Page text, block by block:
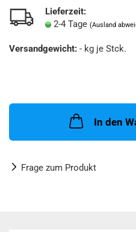
Lieferzeit:
2-4 Tage (Ausland
Versandgewicht: - kg je Stck.
In den
Frage zum Produkt